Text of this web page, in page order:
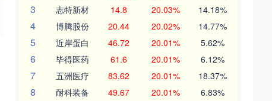
3 志特新材 14.8 20.03% 14.18%
4 博腾股份 20.44 20.02% 14.77%
5 近岸蛋白 46.72 20.01% 5.62%
6 毕得医药 61.6 20.01% 6.12%
7 五洲医疗 83.62 20.01% 18.37%
8 耐科装备 49.67 20.01% 6.83%